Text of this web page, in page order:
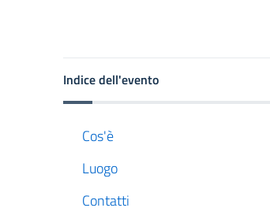
Indice dell'evento
Cos'è
Luogo
Contatti